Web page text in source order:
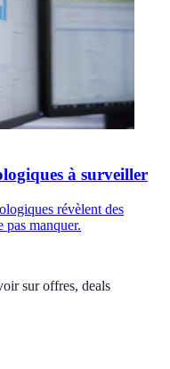
à surveiller
révèlent des
pas manquer.
sur offres, deals